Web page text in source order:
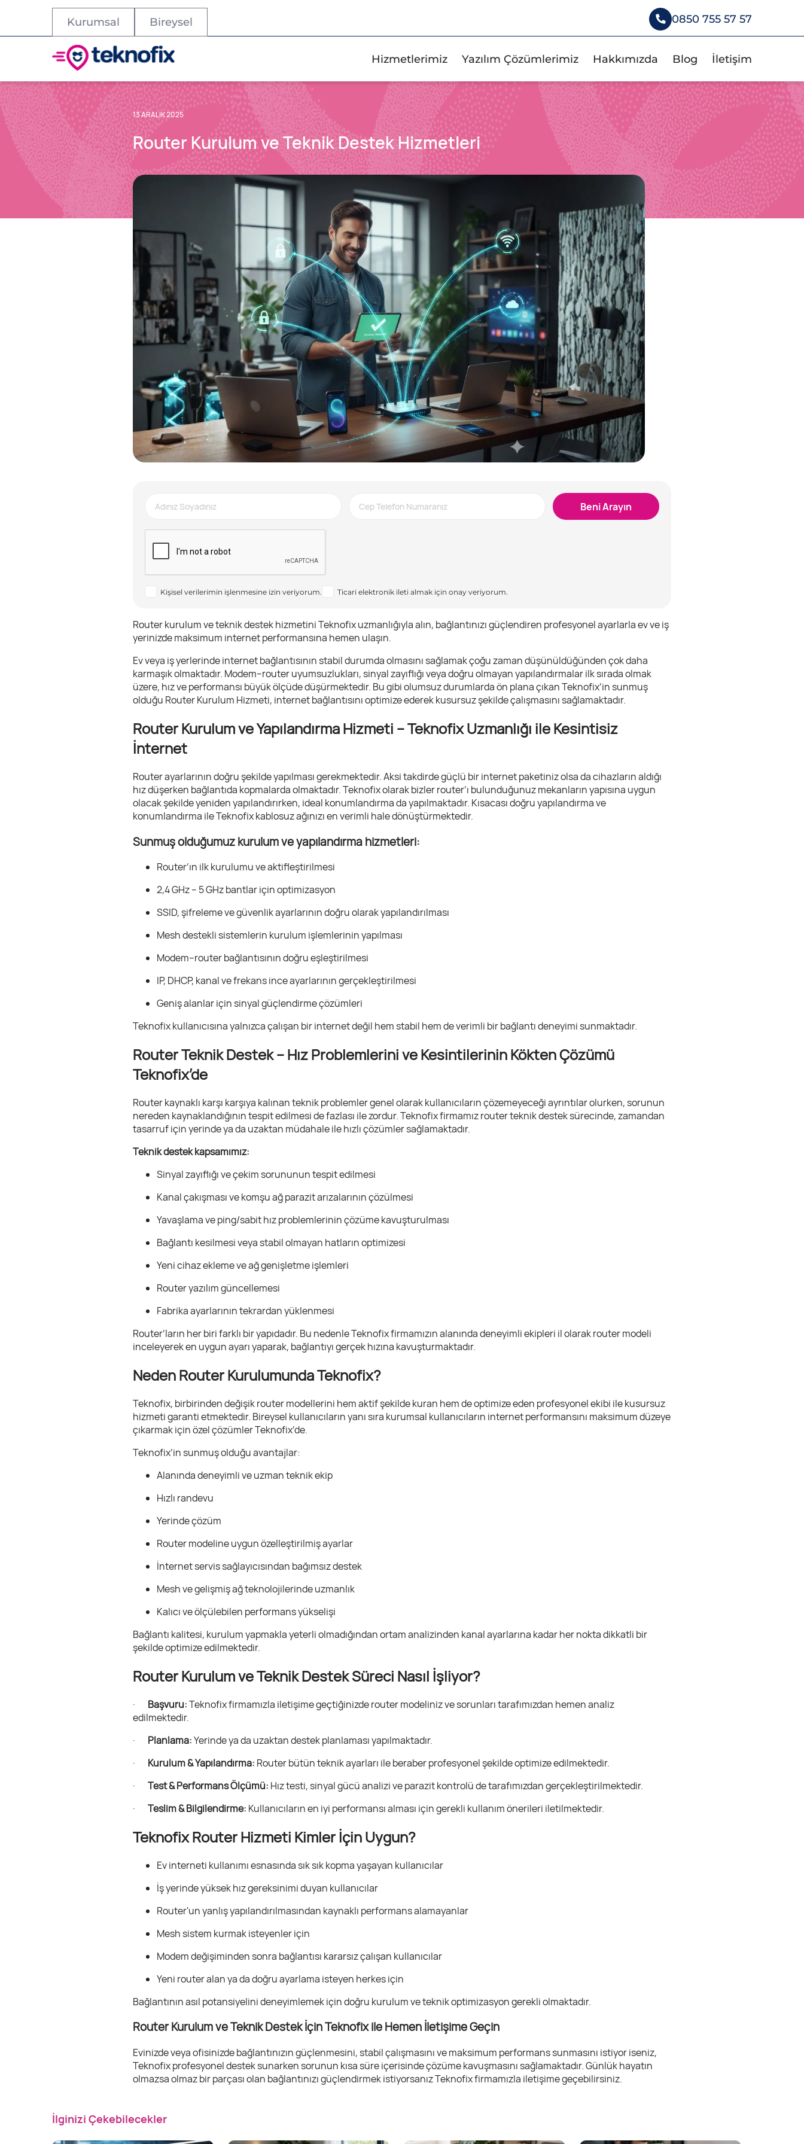
Kurumsal Bireysel 0850 755 57 57
Hizmetlerimiz Yazılım Çözümlerimiz Hakkımızda Blog İletişim
13 ARALIK 2025
Router Kurulum ve Teknik Destek Hizmetleri
Beni Arayın
Kişisel verilerimin işlenmesine izin veriyorum. Ticari elektronik ileti almak için onay veriyorum.
Router kurulum ve teknik destek hizmetini Teknofix uzmanlığıyla alın, bağlantınızı güçlendiren profesyonel ayarlarla ev ve iş
yerinizde maksimum internet performansına hemen ulaşın.
Ev veya iş yerlerinde internet bağlantısının stabil durumda olmasını sağlamak çoğu zaman düşünüldüğünden çok daha
karmaşık olmaktadır. Modem–router uyumsuzlukları, sinyal zayıflığı veya doğru olmayan yapılandırmalar ilk sırada olmak
üzere, hız ve performansı büyük ölçüde düşürmektedir. Bu gibi olumsuz durumlarda ön plana çıkan Teknofix’in sunmuş
olduğu Router Kurulum Hizmeti, internet bağlantısını optimize ederek kusursuz şekilde çalışmasını sağlamaktadır.
Router Kurulum ve Yapılandırma Hizmeti – Teknofix Uzmanlığı ile Kesintisiz
İnternet
Router ayarlarının doğru şekilde yapılması gerekmektedir. Aksi takdirde güçlü bir internet paketiniz olsa da cihazların aldığı
hız düşerken bağlantıda kopmalarda olmaktadır. Teknofix olarak bizler router’ı bulunduğunuz mekanların yapısına uygun
olacak şekilde yeniden yapılandırırken, ideal konumlandırma da yapılmaktadır. Kısacası doğru yapılandırma ve
konumlandırma ile Teknofix kablosuz ağınızı en verimli hale dönüştürmektedir.
Sunmuş olduğumuz kurulum ve yapılandırma hizmetleri:
Router’ın ilk kurulumu ve aktifleştirilmesi
2,4 GHz – 5 GHz bantlar için optimizasyon
SSID, şifreleme ve güvenlik ayarlarının doğru olarak yapılandırılması
Mesh destekli sistemlerin kurulum işlemlerinin yapılması
Modem–router bağlantısının doğru eşleştirilmesi
IP, DHCP, kanal ve frekans ince ayarlarının gerçekleştirilmesi
Geniş alanlar için sinyal güçlendirme çözümleri
Teknofix kullanıcısına yalnızca çalışan bir internet değil hem stabil hem de verimli bir bağlantı deneyimi sunmaktadır.
Router Teknik Destek – Hız Problemlerini ve Kesintilerinin Kökten Çözümü
Teknofix’de
Router kaynaklı karşı karşıya kalınan teknik problemler genel olarak kullanıcıların çözemeyeceği ayrıntılar olurken, sorunun
nereden kaynaklandığının tespit edilmesi de fazlası ile zordur. Teknofix firmamız router teknik destek sürecinde, zamandan
tasarruf için yerinde ya da uzaktan müdahale ile hızlı çözümler sağlamaktadır.
Teknik destek kapsamımız:
Sinyal zayıflığı ve çekim sorununun tespit edilmesi
Kanal çakışması ve komşu ağ parazit arızalarının çözülmesi
Yavaşlama ve ping/sabit hız problemlerinin çözüme kavuşturulması
Bağlantı kesilmesi veya stabil olmayan hatların optimizesi
Yeni cihaz ekleme ve ağ genişletme işlemleri
Router yazılım güncellemesi
Fabrika ayarlarının tekrardan yüklenmesi
Router’ların her biri farklı bir yapıdadır. Bu nedenle Teknofix firmamızın alanında deneyimli ekipleri il olarak router modeli
inceleyerek en uygun ayarı yaparak, bağlantıyı gerçek hızına kavuşturmaktadır.
Neden Router Kurulumunda Teknofix?
Teknofix, birbirinden değişik router modellerini hem aktif şekilde kuran hem de optimize eden profesyonel ekibi ile kusursuz
hizmeti garanti etmektedir. Bireysel kullanıcıların yanı sıra kurumsal kullanıcıların internet performansını maksimum düzeye
çıkarmak için özel çözümler Teknofix’de.
Teknofix’in sunmuş olduğu avantajlar:
Alanında deneyimli ve uzman teknik ekip
Hızlı randevu
Yerinde çözüm
Router modeline uygun özelleştirilmiş ayarlar
İnternet servis sağlayıcısından bağımsız destek
Mesh ve gelişmiş ağ teknolojilerinde uzmanlık
Kalıcı ve ölçülebilen performans yükselişi
Bağlantı kalitesi, kurulum yapmakla yeterli olmadığından ortam analizinden kanal ayarlarına kadar her nokta dikkatli bir
şekilde optimize edilmektedir.
Router Kurulum ve Teknik Destek Süreci Nasıl İşliyor?
· Başvuru:Teknofix firmamızla iletişime geçtiğinizde router modeliniz ve sorunları tarafımızdan hemen analiz
edilmektedir.
· Planlama:Yerinde ya da uzaktan destek planlaması yapılmaktadır.
· Kurulum & Yapılandırma: Router bütün teknik ayarları ile beraber profesyonel şekilde optimize edilmektedir.
· Test & Performans Ölçümü: Hız testi, sinyal gücü analizi ve parazit kontrolü de tarafımızdan gerçekleştirilmektedir.
· Teslim & Bilgilendirme: Kullanıcıların en iyi performansı alması için gerekli kullanım önerileri iletilmektedir.
Teknofix Router Hizmeti Kimler İçin Uygun?
Ev interneti kullanımı esnasında sık sık kopma yaşayan kullanıcılar
İş yerinde yüksek hız gereksinimi duyan kullanıcılar
Router'un yanlış yapılandırılmasından kaynaklı performans alamayanlar
Mesh sistem kurmak isteyenler için
Modem değişiminden sonra bağlantısı kararsız çalışan kullanıcılar
Yeni router alan ya da doğru ayarlama isteyen herkes için
Bağlantının asıl potansiyelini deneyimlemek için doğru kurulum ve teknik optimizasyon gerekli olmaktadır.
Router Kurulum ve Teknik Destek İçin Teknofix ile Hemen İletişime Geçin
Evinizde veya ofisinizde bağlantınızın güçlenmesini, stabil çalışmasını ve maksimum performans sunmasını istiyor iseniz,
Teknofix profesyonel destek sunarken sorunun kısa süre içerisinde çözüme kavuşmasını sağlamaktadır. Günlük hayatın
olmazsa olmaz bir parçası olan bağlantınızı güçlendirmek istiyorsanız Teknofix firmamızla iletişime geçebilirsiniz.
İlginizi Çekebilecekler